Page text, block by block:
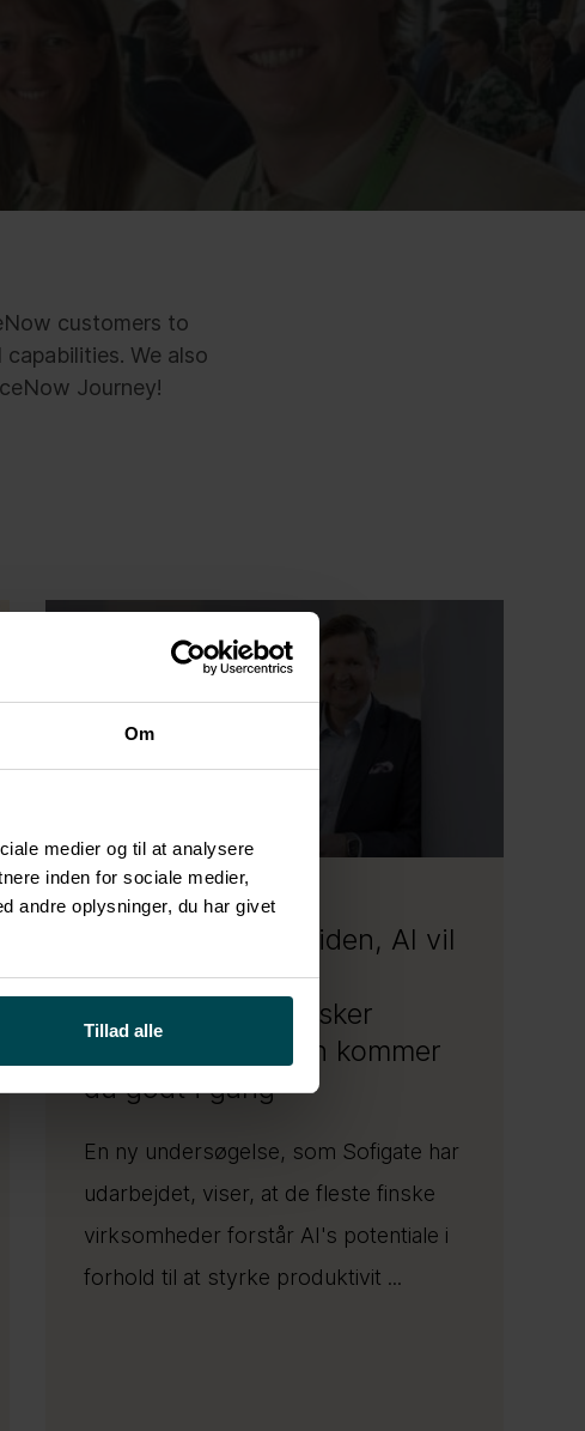
Om
medier og til at analysere
inden for sociale medier,
andre oplysninger, du har givet
Tillad alle
customers to
We also
Journey!
3.6.2025Indsigt
Det er ikke i fremtiden, AI vil
revolutionere din
virksomhed – det sker
allerede nu: Sådan kommer
du godt i gang
En ny undersøgelse, som Sofigate har
udarbejdet, viser, at de fleste finske
virksomheder forstår AI's potentiale i
forhold til at styrke produktivit ...